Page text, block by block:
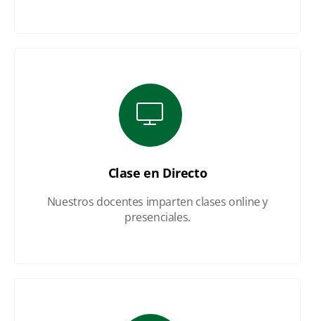
Clase en Directo
Nuestros docentes imparten clases online y
presenciales.